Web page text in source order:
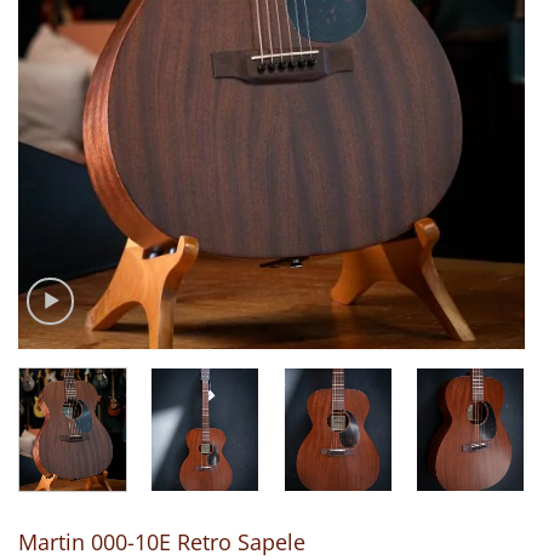
Martin 000-10E Retro Sapele